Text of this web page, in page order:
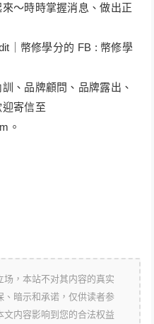
～時時掌握消息、做出正
｜幣修學分的 FB : 幣修學
、品牌顧問、品牌露出、
寄信至
。
场，本站不对其内容的真实
、暗示和承诺，仅供读者参
内容影响到您的合法权益